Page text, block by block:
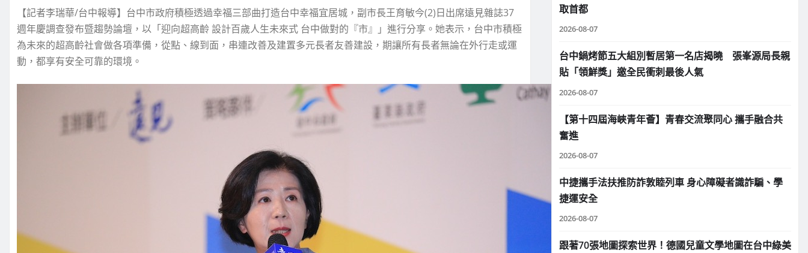
【記者李瑞華/台中報導】台中市政府積極透過幸福三部曲打造台中幸福宜居城，副市長王育敏今(2)日出席遠見雜誌37
週年慶調查發布暨趨勢論壇，以「迎向超高齡 設計百歲人生未來式 台中做對的『市』」進行分享。她表示，台中市積極
為未來的超高齡社會做各項準備，從點、線到面，串連改善及建置多元長者友善建設，期讓所有長者無論在外行走或運
動，都享有安全可靠的環境。
取首都
2026-08-07
台中鍋烤節五大組別暫居第一名店揭曉 張峯源局長親
貼「領鮮獎」邀全民衝刺最後人氣
2026-08-07
【第十四屆海峽青年薈】青春交流聚同心 攜手融合共
奮進
2026-08-07
中捷攜手法扶推防詐敦睦列車 身心障礙者識詐騙、學
捷運安全
2026-08-07
跟著70張地圖探索世界！德國兒童文學地圖在台中綠美